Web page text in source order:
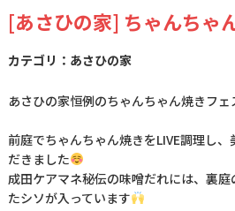
[あさひの家] ちゃんちゃ
あさひの家
あさひの家恒例のちゃんちゃん焼きフ
前庭でちゃんちゃん焼きをLIVE調理し
だきました
成田ケアマネ秘伝の味噌だれには、裏
たシソが入っています